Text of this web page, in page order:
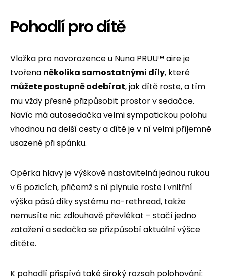
Pohodlí pro dítě
Vložka pro novorozence u Nuna PRUU™ aire je
tvořena několika samostatnými díly, které
můžete postupně odebírat, jak dítě roste, a tím
mu vždy přesně přizpůsobit prostor v sedačce.
Navíc má autosedačka velmi sympatickou polohu
vhodnou na delší cesty a dítě je v ní velmi příjemně
usazené při spánku.
Opěrka hlavy je výškově nastavitelná jednou rukou
v 6 pozicích, přičemž s ní plynule roste i vnitřní
výška pásů díky systému no-rethread, takže
nemusíte nic zdlouhavě převlékat – stačí jedno
zatažení a sedačka se přizpůsobí aktuální výšce
dítěte.
K pohodlí přispívá také široký rozsah polohování: